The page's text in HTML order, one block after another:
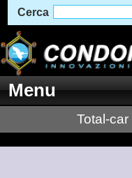
Menu
Cerca
Total-car